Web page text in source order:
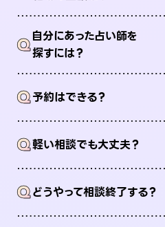
Q自分にあった占い師を
探すには？
Q予約はできる？
Q軽い相談でも大丈夫？
Qどうやって相談終了する？